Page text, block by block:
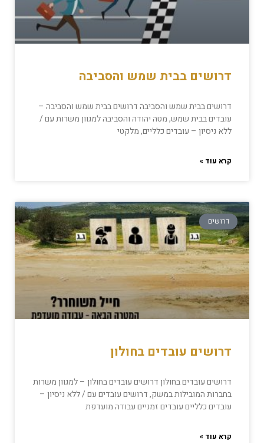
דרושים בבית שמש והסביבה
דרושים בבית שמש והסביבה דרושים בבית שמש והסביבה –
עובדים בבית שמש, מטה יהודה והסביבה למגוון משרות עם /
ללא ניסיון – עובדים כלליים, מלקטי
קרא עוד »
דרושים
דרושים עובדים בחולון
דרושים עובדים בחולון דרושים עובדים בחולון – למגוון משרות
בחברות המובילות במשק, דרושים עובדים עם / ללא ניסיון –
עובדים כלליים עובדים זמניים עבודה מועדפת
קרא עוד »